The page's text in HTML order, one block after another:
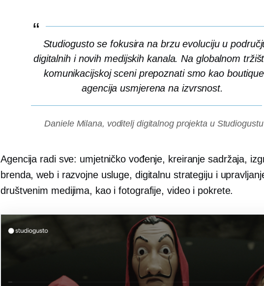
Studiogusto se fokusira na brzu evoluciju u
digitalnih i novih medijskih kanala. Na globalnom
komunikacijskoj sceni prepoznati smo kao boutique
agencija usmjerena na izvrsnost.
Daniele Milana, voditelj digitalnog projekta u Studiogustu
Agencija radi sve: umjetničko vođenje, kreiranje sadržaja,
brenda, web i razvojne usluge, digitalnu strategiju i
društvenim medijima, kao i fotografije, video i pokrete.